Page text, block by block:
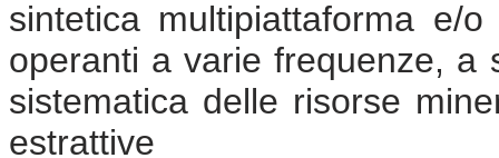
sintetica multipiattaforma e/
operanti a varie frequenze, a
sistematica delle risorse
estrattive